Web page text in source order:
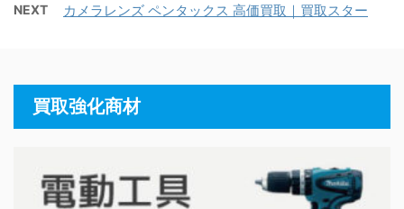
NEXT カメラレンズ ペンタックス 高価買取｜買取スター
買取強化商材